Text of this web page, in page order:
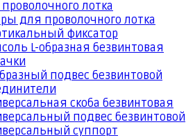
лотка
для проволочного лотка
фиксатор
L-образная безвинтовая
подвес безвинтовой
скоба безвинтовая
подвес безвинтовой
суппорт